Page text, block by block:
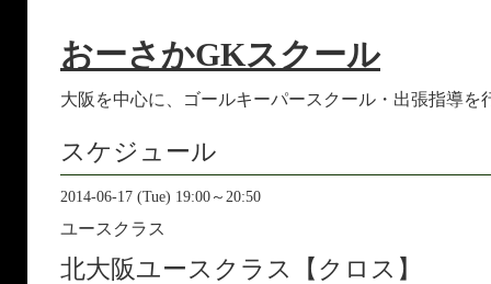
おーさかGKスクール
大阪を中心に、ゴールキーパースクール・出張指導を
スケジュール
2014-06-17 (Tue) 19:00～20:50
ユースクラス
北大阪ユースクラス【クロス】